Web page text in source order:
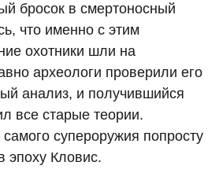
бросок в смертоносный
что именно с этим
охотники шли на
археологи проверили его
анализ, и получившийся
все старые теории.
супероружия попросту
эпоху Кловис.